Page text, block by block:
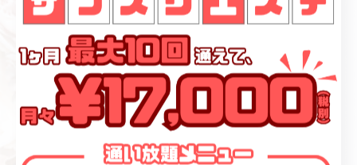
ハイフ
痩身
脱毛
メンズ
オンライン治療・処方